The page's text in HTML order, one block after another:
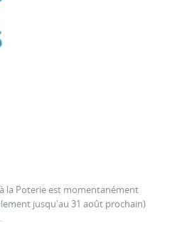
la Poterie est momentanément
jusqu'au 31 août prochain)